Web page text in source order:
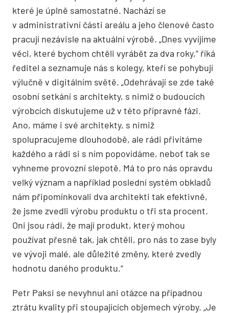
které je úplně samostatné. Nachází se
v administrativní části areálu a jeho členové často
pracují nezávisle na aktuální výrobě. „Dnes vyvíjíme
věci, které bychom chtěli vyrábět za dva roky,“ říká
ředitel a seznamuje nás s kolegy, kteří se pohybují
výlučně v digitálním světě. „Odehrávají se zde také
osobní setkání s architekty, s nimiž o budoucích
výrobcích diskutujeme už v této přípravné fázi.
Ano, máme i své architekty, s nimiž
spolupracujeme dlouhodobě, ale rádi přivítáme
každého a rádi si s ním popovídáme, neboť tak se
vyhneme provozní slepotě. Má to pro nás opravdu
velký význam a například poslední systém obkladů
nám připomínkovali dva architekti tak efektivně,
že jsme zvedli výrobu produktu o tři sta procent.
Oni jsou rádi, že mají produkt, který mohou
používat přesně tak, jak chtěli, pro nás to zase byly
ve vývoji malé, ale důležité změny, které zvedly
hodnotu daného produktu.“
Petr Paksi se nevyhnul ani otázce na případnou
ztrátu kvality při stoupajících objemech výroby. „Je